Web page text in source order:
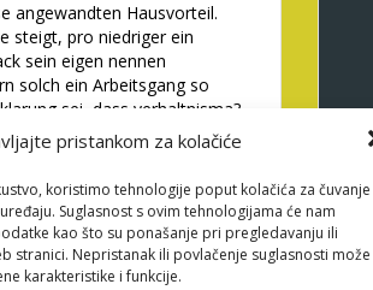
pristankom za kolačiće
koristimo tehnologije poput kolačića za čuvanje
Suglasnost s ovim tehnologijama će nam
kao što su ponašanje pri pregledavanju ili
stranici. Nepristanak ili povlačenje suglasnosti može
karakteristike i funkcije.
angewandten Hausvorteil.
steigt, pro niedriger ein
sein eigen nennen
solch ein Arbeitsgang so
sei, dass verhaltnisma?
Hausvorteil haben,
z. b. Slotmaschinen
das hinein Gangbar
fur jedes hoher ein RTP,
Daraus ergibt sich, sic
weil sie vom Anwendung